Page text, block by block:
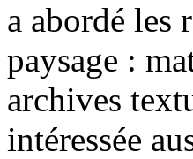
a abordé les
paysage :
archives
intéressée